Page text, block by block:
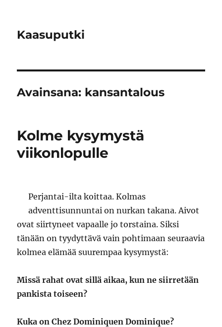
Kaasuputki
Avainsana: kansantalous
Kolme kysymystä
viikonlopulle
Perjantai-ilta koittaa. Kolmas
adventtisunnuntai on nurkan takana. Aivot
ovat siirtyneet vapaalle jo torstaina. Siksi
tänään on tyydyttävä vain pohtimaan seuraavia
kolmea elämää suurempaa kysymystä:
Missä rahat ovat sillä aikaa, kun ne siirretään
pankista toiseen?
Kuka on Chez Dominiquen Dominique?